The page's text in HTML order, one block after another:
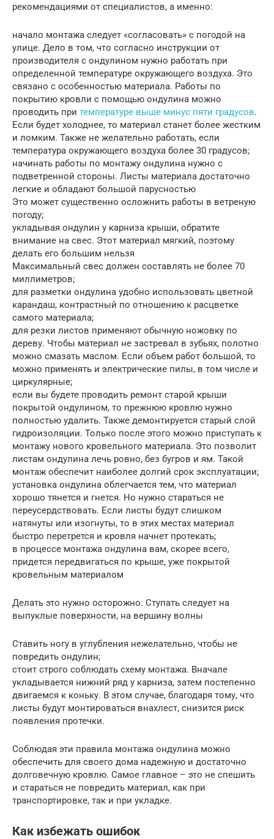
рекомендациями от специалистов, а именно:
начало монтажа следует «согласовать» с погодой на
улице. Дело в том, что согласно инструкции от
производителя с ондулином нужно работать при
определенной температуре окружающего воздуха. Это
связано с особенностью материала. Работы по
покрытию кровли с помощью ондулина можно
проводить при температуре выше минус пяти градусов.
Если будет холоднее, то материал станет более жестким
и ломким. Также не желательно работать, если
температура окружающего воздуха более 30 градусов;
начинать работы по монтажу ондулина нужно с
подветренной стороны. Листы материала достаточно
легкие и обладают большой парусностью
Это может существенно осложнить работы в ветреную
погоду;
укладывая ондулин у карниза крыши, обратите
внимание на свес. Этот материал мягкий, поэтому
делать его большим нельзя
Максимальный свес должен составлять не более 70
миллиметров;
для разметки ондулина удобно использовать цветной
карандаш, контрастный по отношению к расцветке
самого материала;
для резки листов применяют обычную ножовку по
дереву. Чтобы материал не застревал в зубьях, полотно
можно смазать маслом. Если объем работ большой, то
можно применять и электрические пилы, в том числе и
циркулярные;
если вы будете проводить ремонт старой крыши
покрытой ондулином, то прежнюю кровлю нужно
полностью удалить. Также демонтируется старый слой
гидроизоляции. Только после этого можно приступать к
монтажу нового кровельного материала. Это позволит
листам ондулина лечь ровно, без бугров и ям. Такой
монтаж обеспечит наиболее долгий срок эксплуатации;
установка ондулина облегчается тем, что материал
хорошо тянется и гнется. Но нужно стараться не
переусердствовать. Если листы будут слишком
натянуты или изогнуты, то в этих местах материал
быстро перетрется и кровля начнет протекать;
в процессе монтажа ондулина вам, скорее всего,
придется передвигаться по крыше, уже покрытой
кровельным материалом
Делать это нужно осторожно. Ступать следует на
выпуклые поверхности, на вершину волны
Ставить ногу в углубления нежелательно, чтобы не
повредить ондулин;
стоит строго соблюдать схему монтажа. Вначале
укладывается нижний ряд у карниза, затем постепенно
двигаемся к коньку. В этом случае, благодаря тому, что
листы будут монтироваться внахлест, снизится риск
появления протечки.
Соблюдая эти правила монтажа ондулина можно
обеспечить для своего дома надежную и достаточно
долговечную кровлю. Самое главное – это не спешить
и стараться не повредить материал, как при
транспортировке, так и при укладке.
Как избежать ошибок